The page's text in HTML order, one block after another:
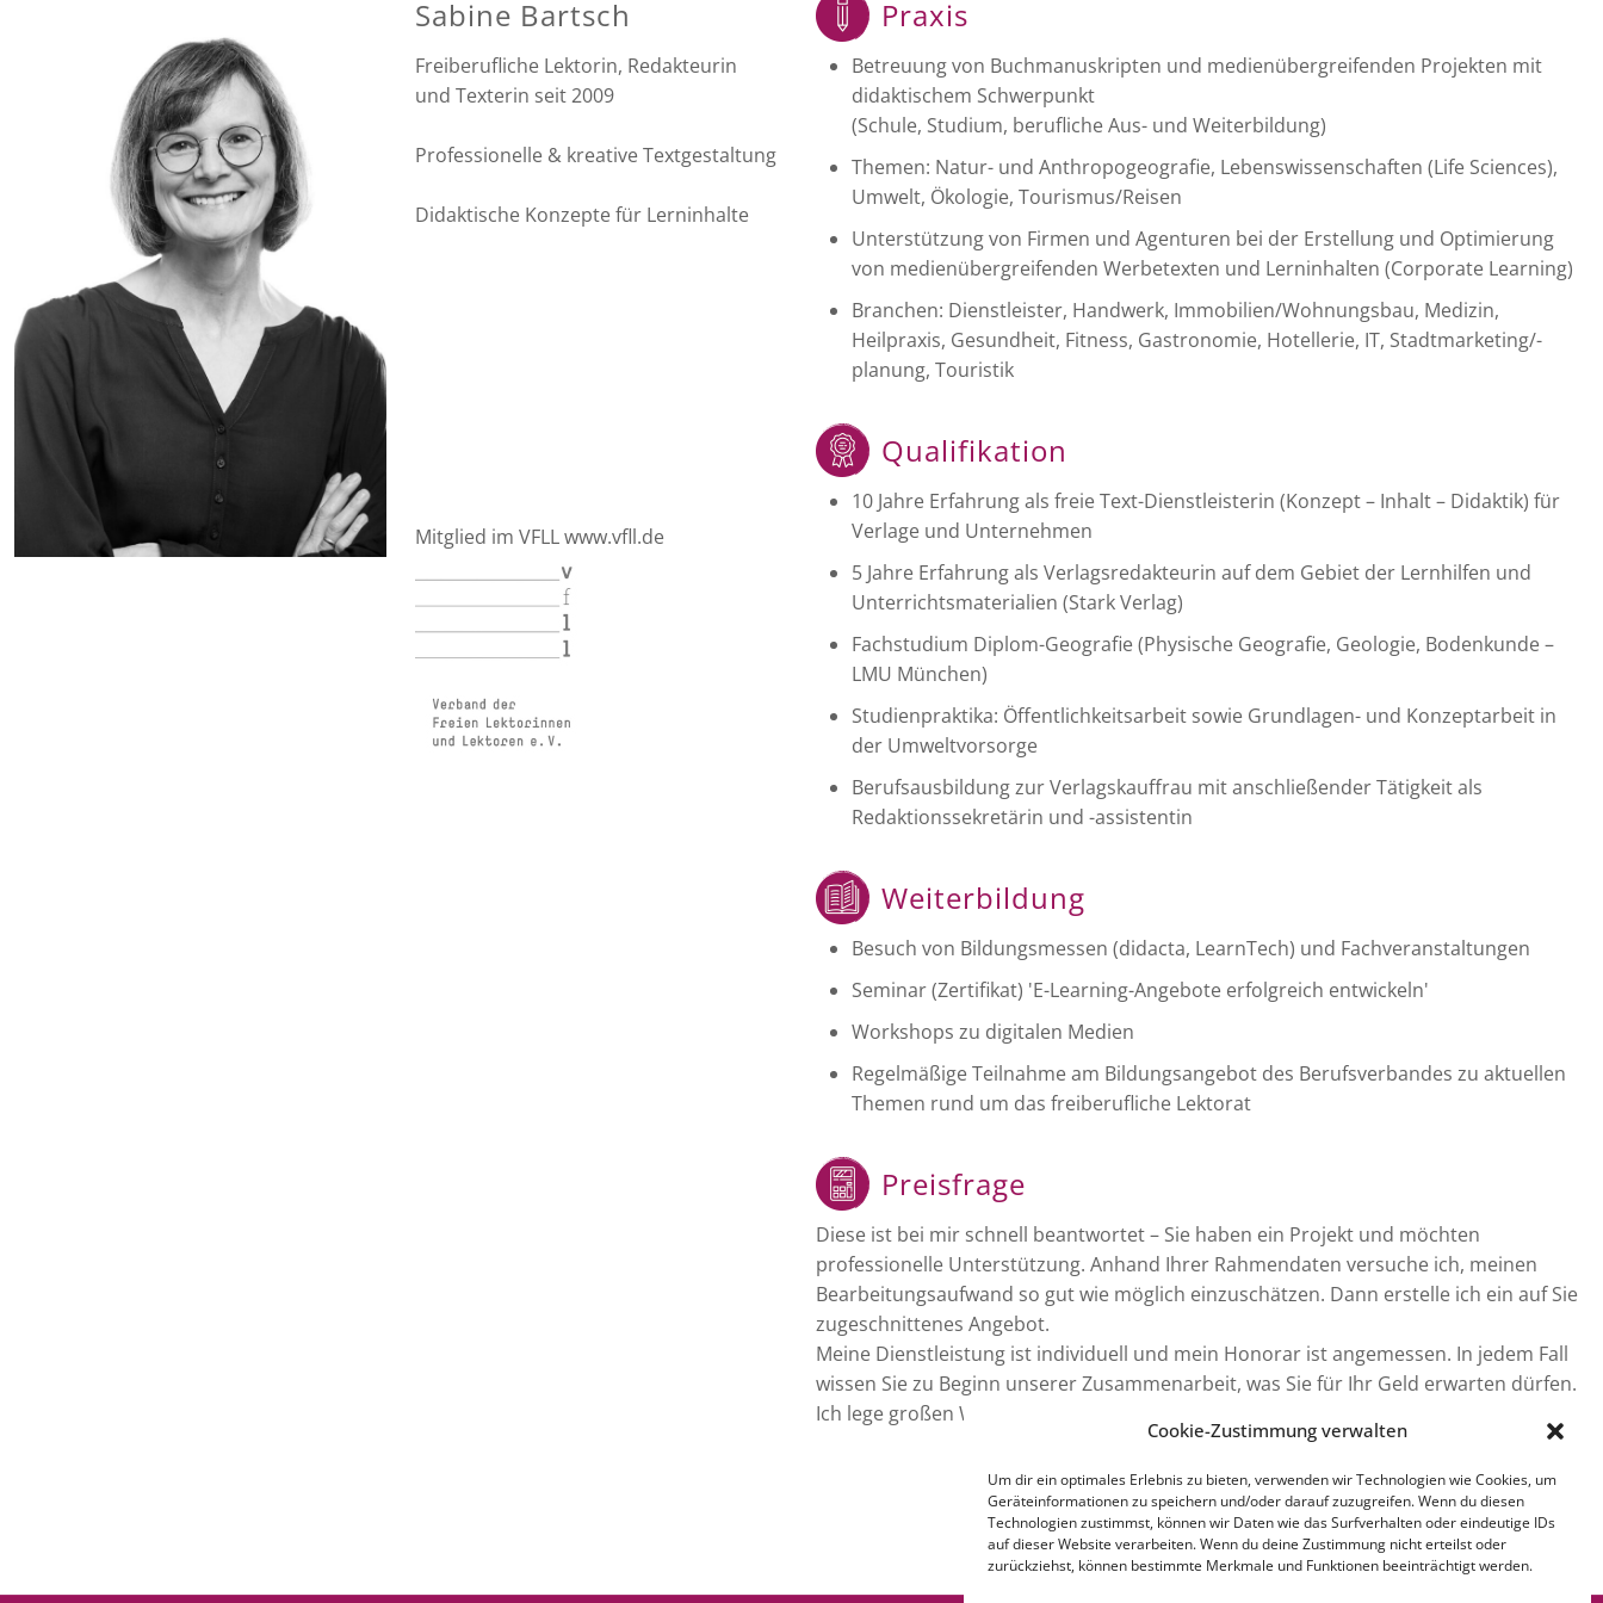
Cookie-Zustimmung verwalten
Um dir ein optimales Erlebnis zu bieten, verwenden wir Technologien wie Cookies, um
Geräteinformationen zu speichern und/oder darauf zuzugreifen. Wenn du diesen
Technologien zustimmst, können wir Daten wie das Surfverhalten oder eindeutige IDs
auf dieser Website verarbeiten. Wenn du deine Zustimmung nicht erteilst oder
zurückziehst, können bestimmte Merkmale und Funktionen beeinträchtigt werden.
Sabine Bartsch
Freiberufliche Lektorin, Redakteurin
und Texterin seit 2009
Professionelle & kreative Textgestaltung
Didaktische Konzepte für Lerninhalte
Mitglied im VFLL www.vfll.de
Praxis
Betreuung von Buchmanuskripten und medienübergreifenden Projekten mit
didaktischem Schwerpunkt
(Schule, Studium, berufliche Aus- und Weiterbildung)
Themen: Natur- und Anthropogeografie, Lebenswissenschaften (Life Sciences),
Umwelt, Ökologie, Tourismus/Reisen
Unterstützung von Firmen und Agenturen bei der Erstellung und Optimierung
von medienübergreifenden Werbetexten und Lerninhalten (Corporate Learning)
Branchen: Dienstleister, Handwerk, Immobilien/Wohnungsbau, Medizin,
Heilpraxis, Gesundheit, Fitness, Gastronomie, Hotellerie, IT, Stadtmarketing/-
planung, Touristik
Qualifikation
10 Jahre Erfahrung als freie Text-Dienstleisterin (Konzept – Inhalt – Didaktik) für
Verlage und Unternehmen
5 Jahre Erfahrung als Verlagsredakteurin auf dem Gebiet der Lernhilfen und
Unterrichtsmaterialien (Stark Verlag)
Fachstudium Diplom-Geografie (Physische Geografie, Geologie, Bodenkunde –
LMU München)
Studienpraktika: Öffentlichkeitsarbeit sowie Grundlagen- und Konzeptarbeit in
der Umweltvorsorge
Berufsausbildung zur Verlagskauffrau mit anschließender Tätigkeit als
Redaktionssekretärin und -assistentin
Weiterbildung
Besuch von Bildungsmessen (didacta, LearnTech) und Fachveranstaltungen
Seminar (Zertifikat) 'E-Learning-Angebote erfolgreich entwickeln'
Workshops zu digitalen Medien
Regelmäßige Teilnahme am Bildungsangebot des Berufsverbandes zu aktuellen
Themen rund um das freiberufliche Lektorat
Preisfrage
Diese ist bei mir schnell beantwortet – Sie haben ein Projekt und möchten
professionelle Unterstützung. Anhand Ihrer Rahmendaten versuche ich, meinen
Bearbeitungsaufwand so gut wie möglich einzuschätzen. Dann erstelle ich ein auf Sie
zugeschnittenes Angebot.
Meine Dienstleistung ist individuell und mein Honorar ist angemessen. In jedem Fall
wissen Sie zu Beginn unserer Zusammenarbeit, was Sie für Ihr Geld erwarten dürfen.
Ich lege großen Wert auf eine transparente Kommunikation von Anfang an.